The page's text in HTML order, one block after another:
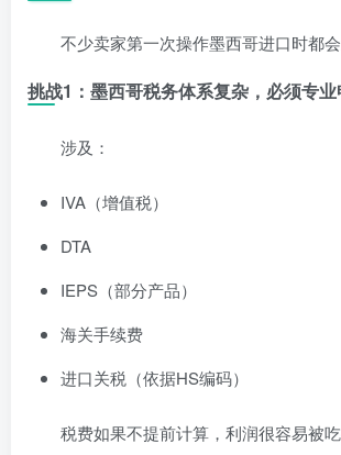
不少卖家第一次操作墨西哥进口时都
挑战1：墨西哥税务体系复杂，必须专
涉及：
IVA（增值税）
DTA
IEPS（部分产品）
海关手续费
进口关税（依据HS编码）
税费如果不提前计算，利润很容易被吃